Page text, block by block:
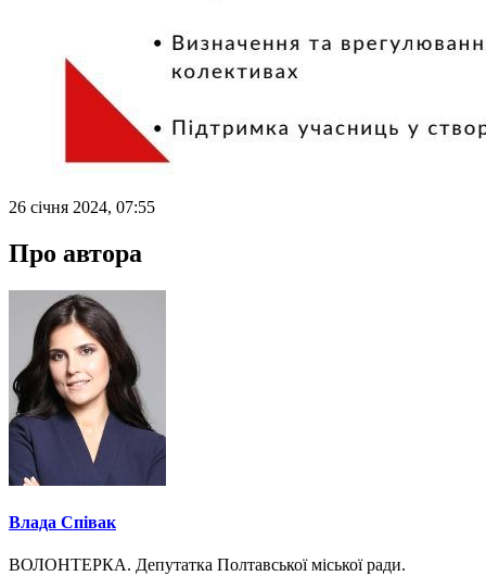
26 січня 2024, 07:55
Про автора
Влада Співак
ВОЛОНТЕРКА. Депутатка Полтавської міської ради.